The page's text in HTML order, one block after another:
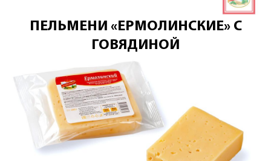
ПЕЛЬМЕНИ «ЕРМОЛИНСКИЕ» С
ГОВЯДИНОЙ